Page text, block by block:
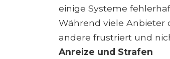
einige Systeme
Während viele Anbieter
andere frustriert und
Anreize und Strafen